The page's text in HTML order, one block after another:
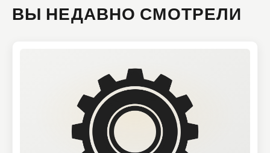
ВЫ НЕДАВНО СМОТРЕЛИ